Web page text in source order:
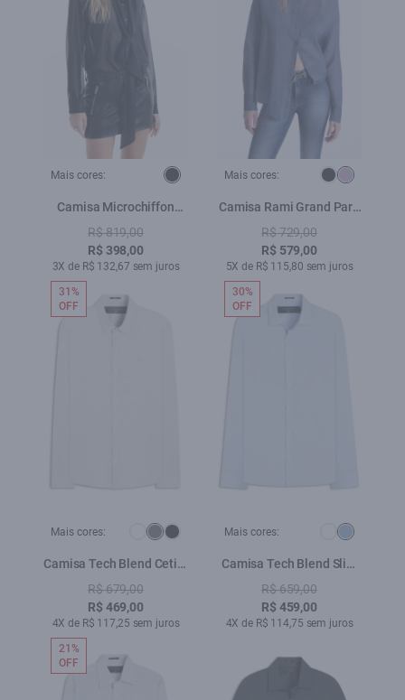
Mais cores:
Camisa Microchiffon
Lavalliere Preto
R$ 819,00
R$ 398,00
3X de R$ 132,67 sem juros
Mais cores:
Camisa Rami Grand Pare
Over Hortencia
R$ 729,00
R$ 579,00
5X de R$ 115,80 sem juros
Mais cores:
Camisa Tech Blend Cetim
Classic Cinza
R$ 679,00
R$ 469,00
4X de R$ 117,25 sem juros
31%
OFF
Mais cores:
Camisa Tech Blend Slim
Azul Claro
R$ 659,00
R$ 459,00
4X de R$ 114,75 sem juros
30%
OFF
21%
OFF